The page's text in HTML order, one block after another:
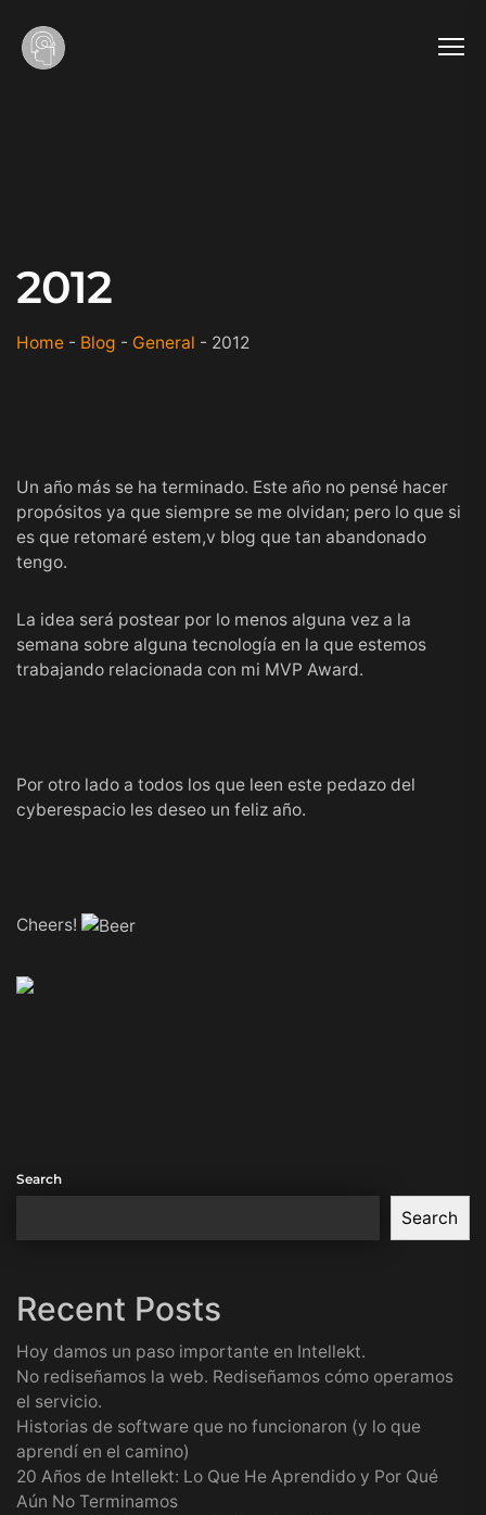
2012
Home - Blog - General - 2012
Un año más se ha terminado. Este año no pensé hacer
propósitos ya que siempre se me olvidan; pero lo que si
es que retomaré estem,v blog que tan abandonado
tengo.
La idea será postear por lo menos alguna vez a la
semana sobre alguna tecnología en la que estemos
trabajando relacionada con mi MVP Award.
Por otro lado a todos los que leen este pedazo del
cyberespacio les deseo un feliz año.
Cheers!
Search
Search
Recent Posts
Hoy damos un paso importante en Intellekt.
No rediseñamos la web. Rediseñamos cómo operamos
el servicio.
Historias de software que no funcionaron (y lo que
aprendí en el camino)
20 Años de Intellekt: Lo Que He Aprendido y Por Qué
Aún No Terminamos